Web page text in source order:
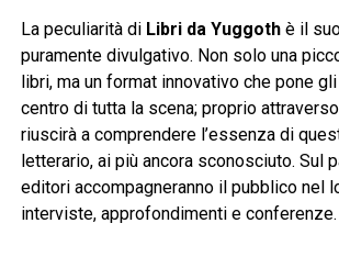
La peculiarità di Libri da Yuggothè il
puramente divulgativo. Non solo una
libri, ma un format innovativo che pone
centro di tutta la scena; proprio
riuscirà a comprendere l’essenza di
letterario, ai più ancora sconosciuto. Sul
editori accompagneranno il pubblico nel
interviste, approfondimenti e conferenze.